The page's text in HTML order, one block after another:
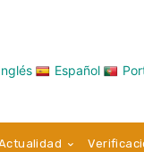
Español